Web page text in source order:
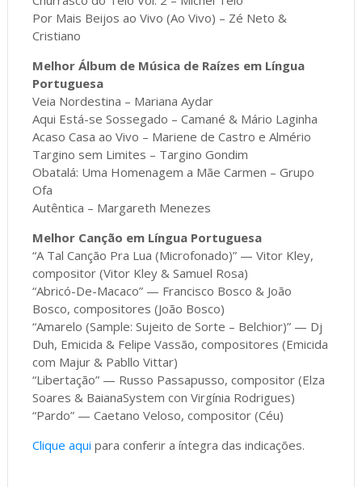
Por Mais Beijos ao Vivo (Ao Vivo) – Zé Neto &
Cristiano
Melhor Álbum de Música de Raízes em Língua
Portuguesa
Veia Nordestina – Mariana Aydar
Aqui Está-se Sossegado – Camané & Mário Laginha
Acaso Casa ao Vivo – Mariene de Castro e Almério
Targino sem Limites – Targino Gondim
Obatalá: Uma Homenagem a Mãe Carmen – Grupo
Ofa
Autêntica – Margareth Menezes
Melhor Canção em Língua Portuguesa
“A Tal Canção Pra Lua (Microfonado)” — Vitor Kley,
compositor (Vitor Kley & Samuel Rosa)
“Abricó-De-Macaco” — Francisco Bosco & João
Bosco, compositores (João Bosco)
“Amarelo (Sample: Sujeito de Sorte – Belchior)” — Dj
Duh, Emicida & Felipe Vassão, compositores (Emicida
com Majur & Pabllo Vittar)
“Libertação” — Russo Passapusso, compositor (Elza
Soares & BaianaSystem con Virgínia Rodrigues)
“Pardo” — Caetano Veloso, compositor (Céu)
Clique aqui para conferir a íntegra das indicações.